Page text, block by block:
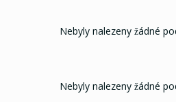
Nebyly nalezeny žádné
Nebyly nalezeny žádné